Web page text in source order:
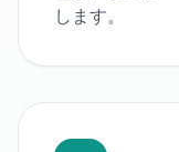
します。